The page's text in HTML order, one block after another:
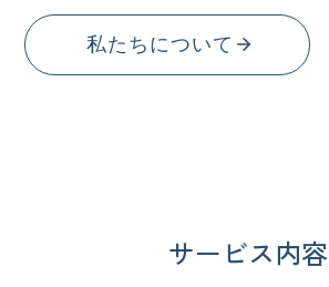
私たちについて
サービス内容